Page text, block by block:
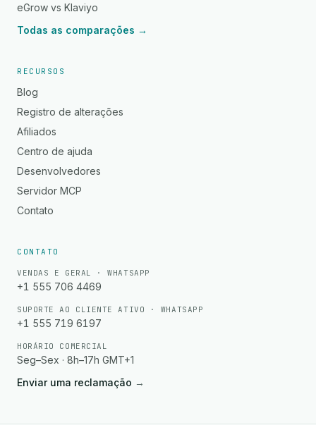
eGrow vs Klaviyo
Todas as comparações →
RECURSOS
Blog
Registro de alterações
Afiliados
Centro de ajuda
Desenvolvedores
Servidor MCP
Contato
CONTATO
VENDAS E GERAL · WHATSAPP
+1 555 706 4469
SUPORTE AO CLIENTE ATIVO · WHATSAPP
+1 555 719 6197
HORÁRIO COMERCIAL
Seg–Sex · 8h–17h GMT+1
Enviar uma reclamação →